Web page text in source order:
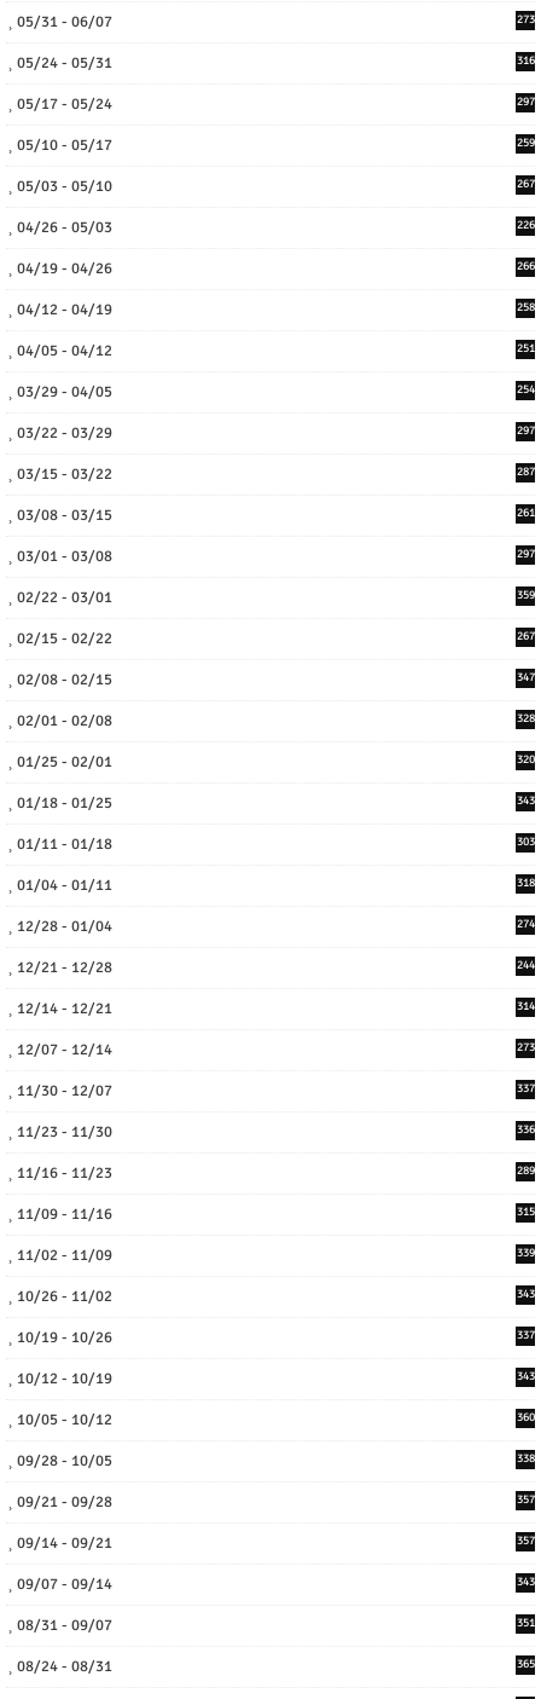
05/31 - 06/07 273
05/24 - 05/31 316
05/17 - 05/24 297
05/10 - 05/17 259
05/03 - 05/10 267
04/26 - 05/03 226
04/19 - 04/26 266
04/12 - 04/19 258
04/05 - 04/12 251
03/29 - 04/05 254
03/22 - 03/29 297
03/15 - 03/22 287
03/08 - 03/15 261
03/01 - 03/08 297
02/22 - 03/01 359
02/15 - 02/22 267
02/08 - 02/15 347
02/01 - 02/08 328
01/25 - 02/01 320
01/18 - 01/25 343
01/11 - 01/18 303
01/04 - 01/11 318
12/28 - 01/04 274
12/21 - 12/28 244
12/14 - 12/21 314
12/07 - 12/14 273
11/30 - 12/07 337
11/23 - 11/30 336
11/16 - 11/23 289
11/09 - 11/16 315
11/02 - 11/09 339
10/26 - 11/02 343
10/19 - 10/26 337
10/12 - 10/19 343
10/05 - 10/12 360
09/28 - 10/05 338
09/21 - 09/28 357
09/14 - 09/21 357
09/07 - 09/14 343
08/31 - 09/07 351
08/24 - 08/31 365